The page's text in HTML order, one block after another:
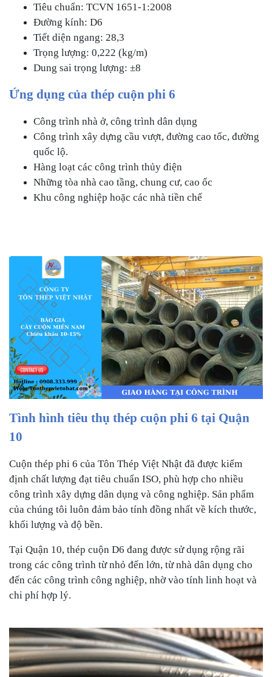
Tiêu chuẩn: TCVN 1651-1:2008
Đường kính: D6
Tiết diện ngang: 28,3
Trọng lượng: 0,222 (kg/m)
Dung sai trọng lượng: ±8
Ứng dụng của thép cuộn phi 6
Công trình nhà ở, công trình dân dụng
Công trình xây dựng cầu vượt, đường cao tốc, đường
quốc lộ.
Hàng loạt các công trình thủy điện
Những tòa nhà cao tầng, chung cư, cao ốc
Khu công nghiệp hoặc các nhà tiền chế
Tình hình tiêu thụ thép cuộn phi 6 tại Quận
10
Cuộn thép phi 6 của Tôn Thép Việt Nhật đã được kiểm
định chất lượng đạt tiêu chuẩn ISO, phù hợp cho nhiều
công trình xây dựng dân dụng và công nghiệp. Sản phẩm
của chúng tôi luôn đảm bảo tính đồng nhất về kích thước,
khối lượng và độ bền.
Tại Quận 10, thép cuộn D6 đang được sử dụng rộng rãi
trong các công trình từ nhỏ đến lớn, từ nhà dân dụng cho
đến các công trình công nghiệp, nhờ vào tính linh hoạt và
chi phí hợp lý.